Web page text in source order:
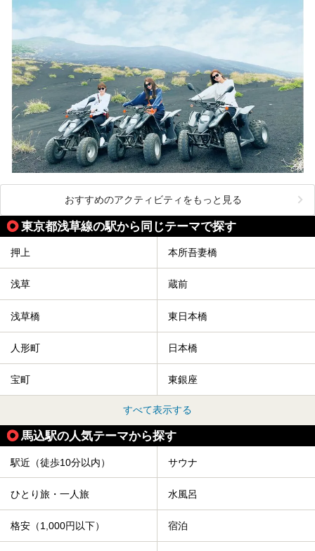
おすすめのアクティビティをもっと見る
東京都浅草線の駅から同じテーマで探す
押上 本所吾妻橋
浅草 蔵前
浅草橋 東日本橋
人形町 日本橋
宝町 東銀座
すべて表示する
馬込駅の人気テーマから探す
駅近（徒歩10分以内） サウナ
ひとり旅・一人旅 水風呂
格安（1,000円以下） 宿泊